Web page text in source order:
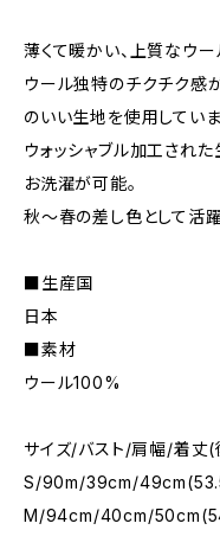
薄くて暖かい、上質なウー
ウール独特のチクチク感
のいい生地を使用していま
ウォッシャブル加工され
お洗濯が可能。
秋～春の差し色として活躍
■生産国
日本
■素材
ウール100%
サイズ/バスト/肩幅/着
S/90m/39cm/
M/94cm/40cm/